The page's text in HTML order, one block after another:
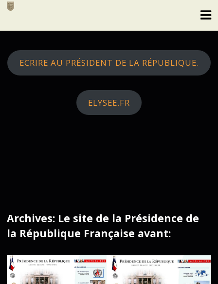
Skip
ECRIRE AU PRÉSIDENT DE LA RÉPUBLIQUE.
ELYSEE.FR
Archives: Le site de la Présidence de
la République Française avant: